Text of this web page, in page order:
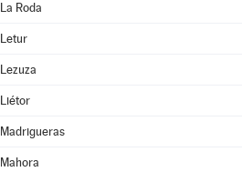
La Roda
Letur
Lezuza
Liétor
Madrigueras
Mahora